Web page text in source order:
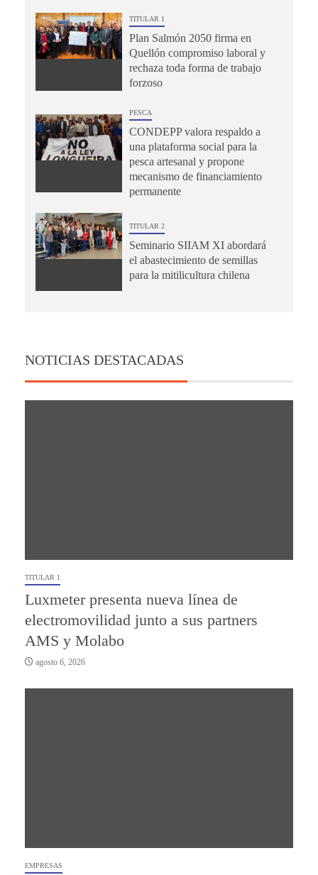
TITULAR 1
Plan Salmón 2050 firma en
Quellón compromiso laboral y
rechaza toda forma de trabajo
forzoso
PESCA
CONDEPP valora respaldo a
una plataforma social para la
pesca artesanal y propone
mecanismo de financiamiento
permanente
TITULAR 2
Seminario SIIAM XI abordará
el abastecimiento de semillas
para la mitilicultura chilena
NOTICIAS DESTACADAS
TITULAR 1
Luxmeter presenta nueva línea de
electromovilidad junto a sus partners
AMS y Molabo
agosto 6, 2026
EMPRESAS